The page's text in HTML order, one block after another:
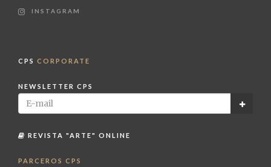
INSTAGRAM
CPS CORPORATE
NEWSLETTER CPS
REVISTA "ARTE" ONLINE
PARCEROS CPS